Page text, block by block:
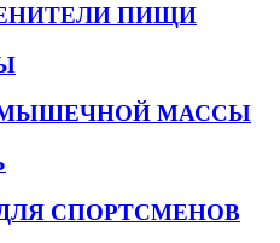
ПИЩИ
МАССЫ
СПОРТСМЕНОВ